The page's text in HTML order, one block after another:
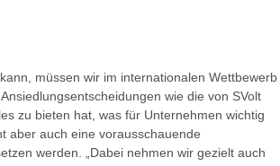
müssen wir im internationalen Wettbewerb
wie die von SVolt
zu bieten hat, was für Unternehmen wichtig
aber auch eine vorausschauende
werden. „Dabei nehmen wir gezielt auch